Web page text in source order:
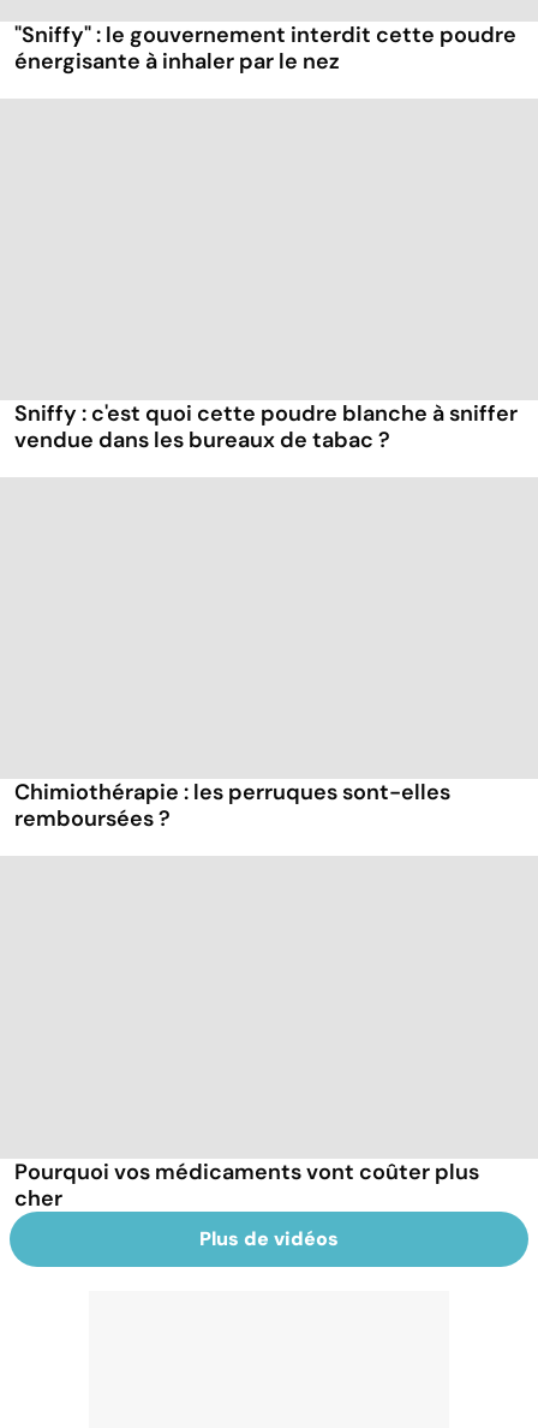
"Sniffy" : le gouvernement interdit cette poudre
énergisante à inhaler par le nez
Sniffy : c'est quoi cette poudre blanche à sniffer
vendue dans les bureaux de tabac ?
Chimiothérapie : les perruques sont-elles
remboursées ?
Pourquoi vos médicaments vont coûter plus
cher
Plus de vidéos